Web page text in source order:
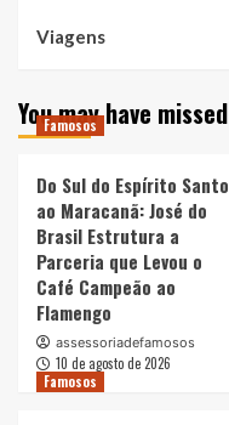
Viagens
You may have missed
Famosos
Do Sul do Espírito Santo
ao Maracanã: José do
Brasil Estrutura a
Parceria que Levou o
Café Campeão ao
Flamengo
assessoriadefamosos
10 de agosto de 2026
Famosos